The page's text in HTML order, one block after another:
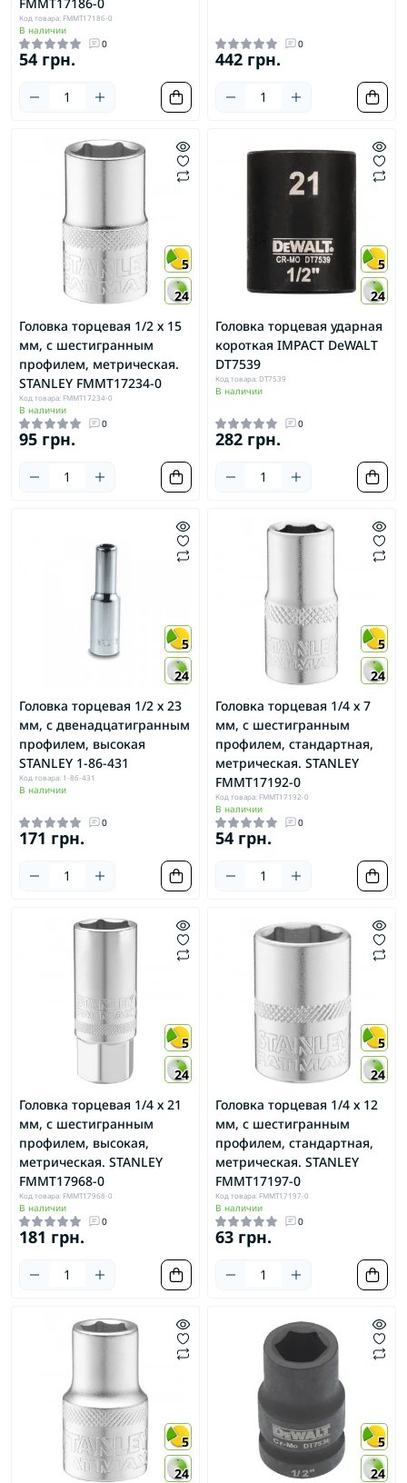
Код товара: FMMT17186-0
В наличии
0
54 грн.
0
442 грн.
5
24
Головка торцевая 1/2 х 15
мм, с шестигранным
профилем, метрическая.
STANLEY FMMT17234-0
Код товара: FMMT17234-0
В наличии
0
95 грн.
5
24
Головка торцевая ударная
короткая IMPACT DeWALT
DT7539
Код товара: DT7539
В наличии
0
282 грн.
5
24
Головка торцевая 1/2 х 23
мм, с двенадцатигранным
профилем, высокая
STANLEY 1-86-431
Код товара: 1-86-431
В наличии
0
171 грн.
5
24
Головка торцевая 1/4 х 7
мм, с шестигранным
профилем, стандартная,
метрическая. STANLEY
FMMT17192-0
Код товара: FMMT17192-0
В наличии
0
54 грн.
5
24
Головка торцевая 1/4 х 21
мм, с шестигранным
профилем, высокая,
метрическая. STANLEY
FMMT17968-0
Код товара: FMMT17968-0
В наличии
0
181 грн.
5
24
Головка торцевая 1/4 х 12
мм, с шестигранным
профилем, стандартная,
метрическая. STANLEY
FMMT17197-0
Код товара: FMMT17197-0
В наличии
0
63 грн.
5
24
5
24